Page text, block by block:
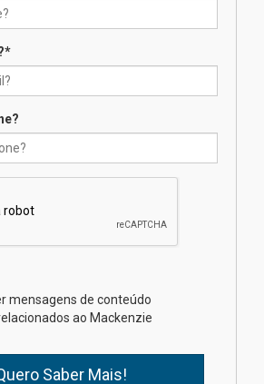
das novas tecnologias em
calouros do segundo semestre
04.08.2026
Brasília prepara seus
estudantes para o PAS antes
mesmo do Ensino Médio
*
mensagens de conteúdo
ao Mackenzie